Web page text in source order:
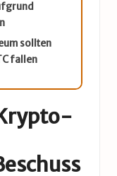
sollten
fallen